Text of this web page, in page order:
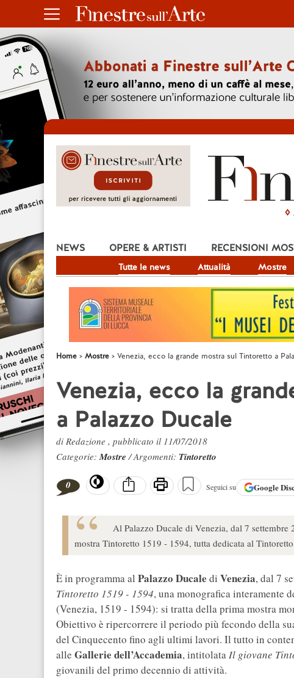
NEWS
Tutte le news Attualità Mostre
OPERE & ARTISTI RECENSIONI
Home Mostre Venezia, ecco la grande mostra sul Tintoretto a
Venezia, ecco la
a Palazzo Ducale
di Redazione , pubblicato il 11/07/2018
Categorie:Mostre/ Argomenti: Tintoretto
0 Seguici su Google
Al Palazzo Ducale di Venezia, dal 7
mostra Tintoretto 1519 - 1594, tutta dedicata al
È in programma al Palazzo Ducale di Venezia, dal 7
Tintoretto 1519 - 1594, una monografica interamente
(Venezia, 1519 - 1594): si tratta della prima mostra
Obiettivo è ripercorrere il periodo più fecondo della
del Cinquecento fino agli ultimi lavori. Il tutto in
alle Gallerie dell’Accademia, intitolataIl giovane
giovanili del primo decennio di attività.